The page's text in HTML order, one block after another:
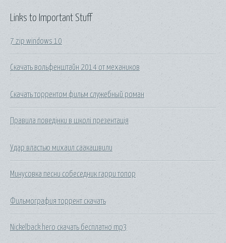
Links to Important Stuff
7 zip windows 10
Скачать вольфенштайн 2014 от механиков
Скачать торрентом фильм служебный роман
Правила поведінки в школі презентація
Удар властью михаил саакашвили
Минусовка песни собеседник гарри топор
Фильмография торрент скачать
Nickelback hero скачать бесплатно mp3